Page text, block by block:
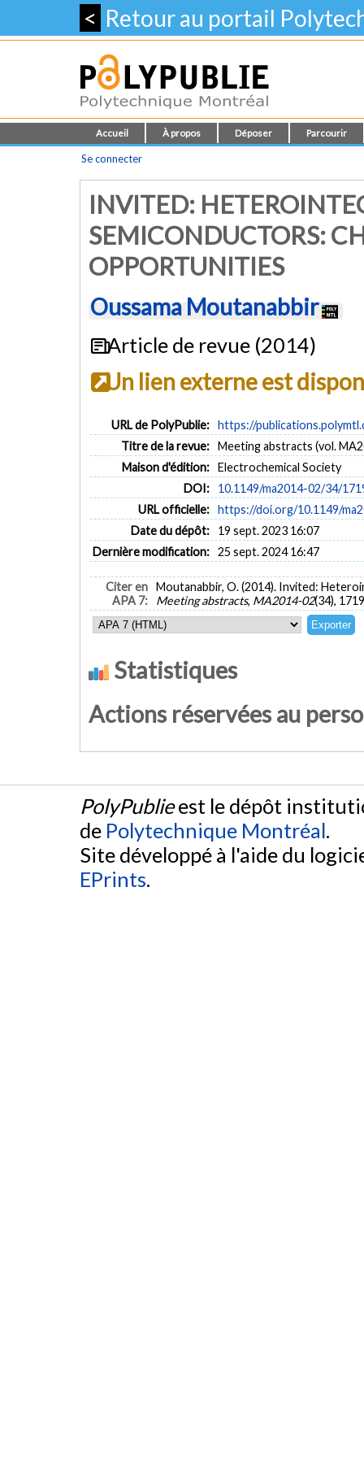
< Retour au portail
Accueil À propos Déposer Parcourir
Se connecter
INVITED:
SEMICONDUCTORS:
OPPORTUNITIES
Oussama Moutanabbir
Article de revue (2014)
Un lien externe est
URL de PolyPublie: https://
Titre de la revue: Meeting abstracts (vol.
Maison d'édition: Electrochemical Society
DOI:
10.1149/ma2014-02/34/
URL officielle: https://doi.org/10.1149/
Date du dépôt:
19 sept. 2023 16:07
Dernière modification: 25 sept. 2024 16:47
Citer en
APA 7:
Moutanabbir, O. (2014). Invited:
Meeting abstracts, MA2014-02(34),
Statistiques
Actions réservées au
PolyPublieest le dépôt
de Polytechnique Montréal.
Site développé à l'aide du
EPrints.